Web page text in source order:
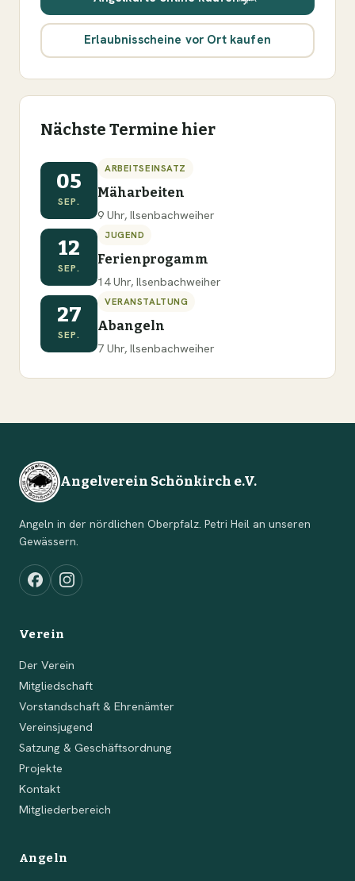
Erlaubnisscheine vor Ort kaufen
Nächste Termine hier
05
SEP.
ARBEITSEINSATZ
Mäharbeiten
9 Uhr, Ilsenbachweiher
12
SEP.
JUGEND
Ferienprogamm
14 Uhr, Ilsenbachweiher
27
SEP.
VERANSTALTUNG
Abangeln
7 Uhr, Ilsenbachweiher
Angelverein Schönkirch e.V.
Angeln in der nördlichen Oberpfalz. Petri Heil an unseren
Gewässern.
Verein
Der Verein
Mitgliedschaft
Vorstandschaft & Ehrenämter
Vereinsjugend
Satzung & Geschäftsordnung
Projekte
Kontakt
Mitgliederbereich
Angeln